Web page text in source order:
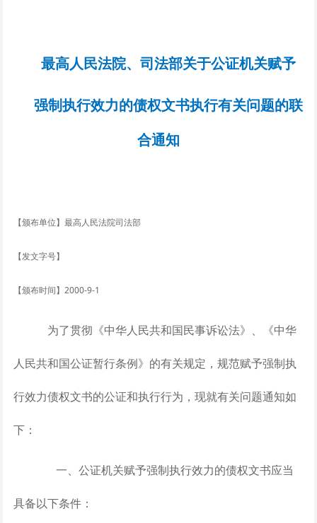
最高人民法院、司法部关于公证机关赋予
强制执行效力的债权文书执行有关问题的联
合通知
【颁布单位】最高人民法院司法部
【发文字号】
【颁布时间】2000-9-1
为了贯彻《中华人民共和国民事诉讼法》、《中华
人民共和国公证暂行条例》的有关规定，规范赋予强制执
行效力债权文书的公证和执行行为，现就有关问题通知如
下：
一、公证机关赋予强制执行效力的债权文书应当
具备以下条件：